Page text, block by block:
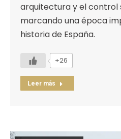
arquitectura y el control
marcando una época
historia de España.
+26
Leer más